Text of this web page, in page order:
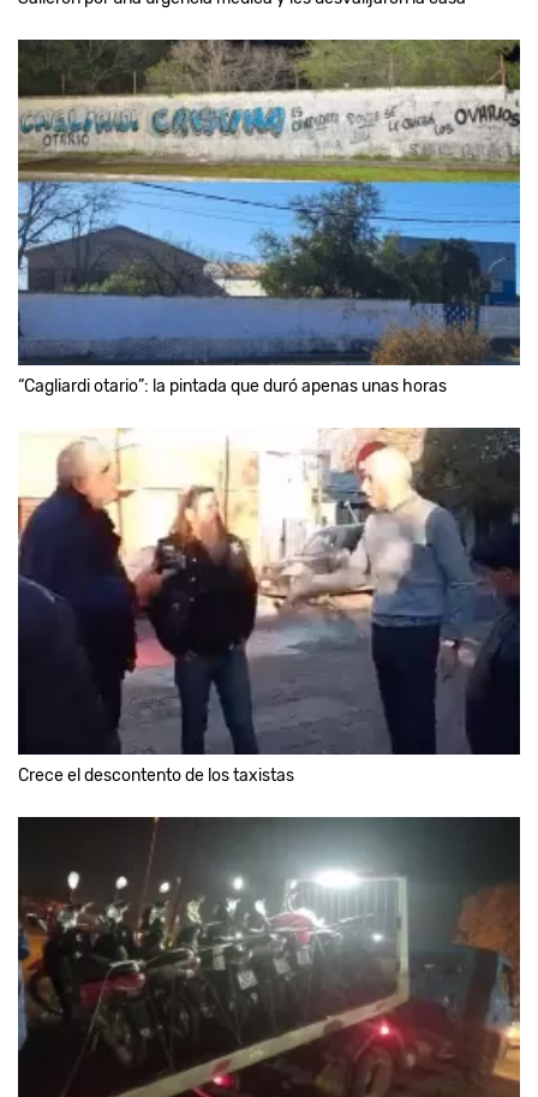
“Cagliardi otario”: la pintada que duró apenas unas horas
Crece el descontento de los taxistas